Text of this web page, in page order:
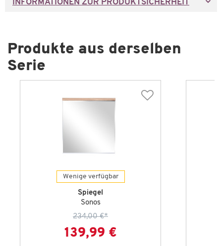
INFORMATIONEN ZUR PRODUKTSICHERHEIT
Produkte aus derselben
Serie
Wenige verfügbar
Spiegel
Sonos
234,00 €*
139,99 €